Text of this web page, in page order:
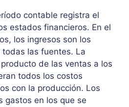
contable registra el
estados financieros. En el
los ingresos son los
las fuentes. La
de las ventas a los
todos los costos
con la producción. Los
gastos en los que se